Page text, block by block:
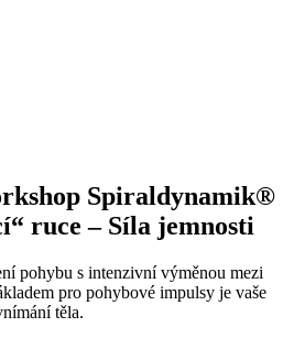
Spiraldynamik®
ruce – Síla jemnosti
pohybu s intenzivní výměnou mezi
pro pohybové impulsy je vaše
těla.